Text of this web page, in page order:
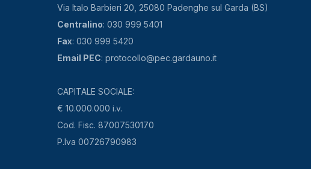
Via Italo Barbieri 20, 25080 Padenghe sul Garda (BS)
Centralino: 030 999 5401
Fax: 030 999 5420
Email PEC: protocollo@pec.gardauno.it
CAPITALE SOCIALE:
€ 10.000.000 i.v.
Cod. Fisc. 87007530170
P.Iva 00726790983